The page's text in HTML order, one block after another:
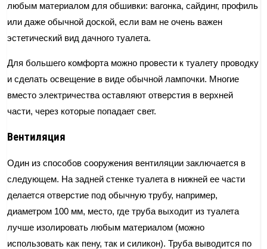
любым материалом для обшивки: вагонка, сайдинг, профиль
или даже обычной доской, если вам не очень важен
эстетический вид дачного туалета.
Для большего комфорта можно провести к туалету проводку
и сделать освещение в виде обычной лампочки. Многие
вместо электричества оставляют отверстия в верхней
части, через которые попадает свет.
Вентиляция
Один из способов сооружения вентиляции заключается в
следующем. На задней стенке туалета в нижней ее части
делается отверстие под обычную трубу, например,
диаметром 100 мм, место, где труба выходит из туалета
лучше изолировать любым материалом (можно
использовать как пену, так и силикон). Труба выводится по